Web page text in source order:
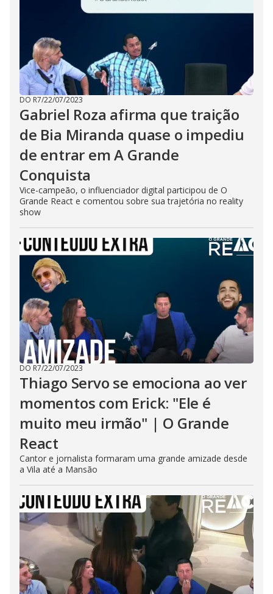
DO R7/22/07/2023
Gabriel Roza afirma que traição
de Bia Miranda quase o impediu
de entrar em A Grande
Conquista
Vice-campeão, o influenciador digital participou de O
Grande React e comentou sobre sua trajetória no reality
show
DO R7/22/07/2023
Thiago Servo se emociona ao ver
momentos com Erick: "Ele é
muito meu irmão" | O Grande
React
Cantor e jornalista formaram uma grande amizade desde
a Vila até a Mansão